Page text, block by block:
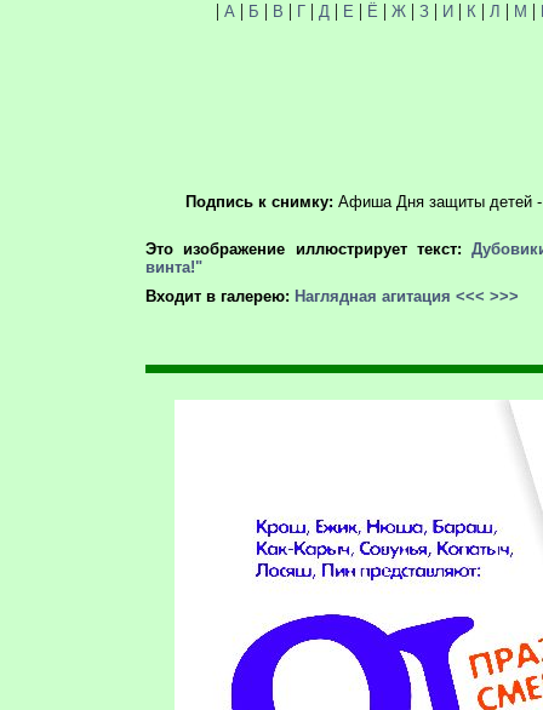
| А | Б | В | Г| Д | Е | Ё | Ж| З| И| К | Л | М |
Подпись к снимку: Афиша Дня защиты детей -
Это изображение иллюстрирует текст:
винта!"
Входит в галерею: Наглядная агитация <<< >>>